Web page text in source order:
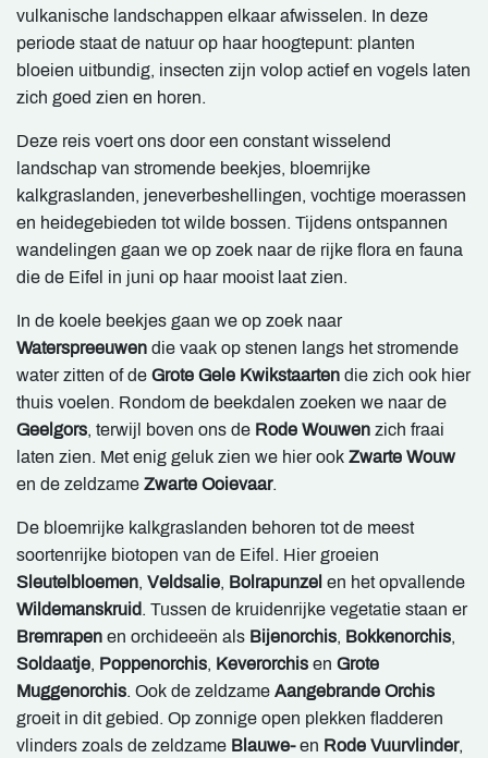
vulkanische landschappen elkaar afwisselen. In deze
periode staat de natuur op haar hoogtepunt: planten
bloeien uitbundig, insecten zijn volop actief en vogels laten
zich goed zien en horen.
Deze reis voert ons door een constant wisselend
landschap van stromende beekjes, bloemrijke
kalkgraslanden, jeneverbeshellingen, vochtige moerassen
en heidegebieden tot wilde bossen. Tijdens ontspannen
wandelingen gaan we op zoek naar de rijke flora en fauna
die de Eifel in juni op haar mooist laat zien.
In de koele beekjes gaan we op zoek naar
Waterspreeuwen die vaak op stenen langs het stromende
water zitten of de Grote Gele Kwikstaarten die zich ook hier
thuis voelen. Rondom de beekdalen zoeken we naar de
Geelgors, terwijl boven ons de Rode Wouwen zich fraai
laten zien. Met enig geluk zien we hier ook Zwarte Wouw
en de zeldzame Zwarte Ooievaar.
De bloemrijke kalkgraslanden behoren tot de meest
soortenrijke biotopen van de Eifel. Hier groeien
Sleutelbloemen, Veldsalie, Bolrapunzel en het opvallende
Wildemanskruid. Tussen de kruidenrijke vegetatie staan er
Bremrapen en orchideeën als Bijenorchis, Bokkenorchis,
Soldaatje, Poppenorchis, Keverorchis en Grote
Muggenorchis. Ook de zeldzame Aangebrande Orchis
groeit in dit gebied. Op zonnige open plekken fladderen
vlinders zoals de zeldzame Blauwe-en Rode Vuurvlinder,